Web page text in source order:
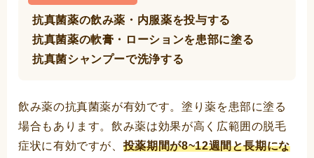
抗真菌薬の飲み薬・内服薬を投与する
抗真菌薬の軟膏・ローションを患部に塗る
抗真菌シャンプーで洗浄する
飲み薬の抗真菌薬が有効です。塗り薬を患部に塗る
場合もあります。飲み薬は効果が高く広範囲の脱毛
症状に有効ですが、投薬期間が8~12週間と長期にな